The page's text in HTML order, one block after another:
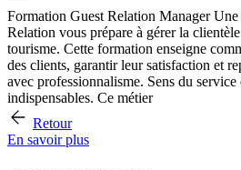
Formation Guest Relation Manager
Relation vous prépare à gérer la
tourisme. Cette formation enseigne
des clients, garantir leur satisfaction et
avec professionnalisme. Sens du
indispensables. Ce métier
Retour
En savoir plus